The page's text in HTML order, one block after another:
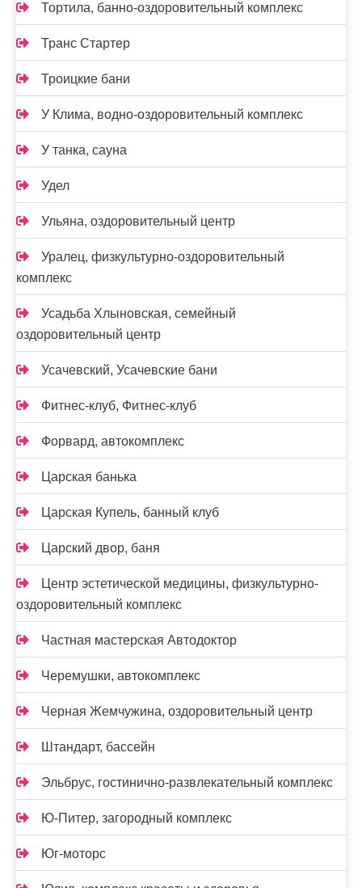
Тортила, банно-оздоровительный комплекс
Транс Стартер
Троицкие бани
У Клима, водно-оздоровительный комплекс
У танка, сауна
Удел
Ульяна, оздоровительный центр
Уралец, физкультурно-оздоровительный
комплекс
Усадьба Хлыновская, семейный
оздоровительный центр
Усачевский, Усачевские бани
Фитнес-клуб, Фитнес-клуб
Форвард, автокомплекс
Царская банька
Царская Купель, банный клуб
Царский двор, баня
Центр эстетической медицины, физкультурно-
оздоровительный комплекс
Частная мастерская Автодоктор
Черемушки, автокомплекс
Черная Жемчужина, оздоровительный центр
Штандарт, бассейн
Эльбрус, гостинично-развлекательный комплекс
Ю-Питер, загородный комплекс
Юг-моторс